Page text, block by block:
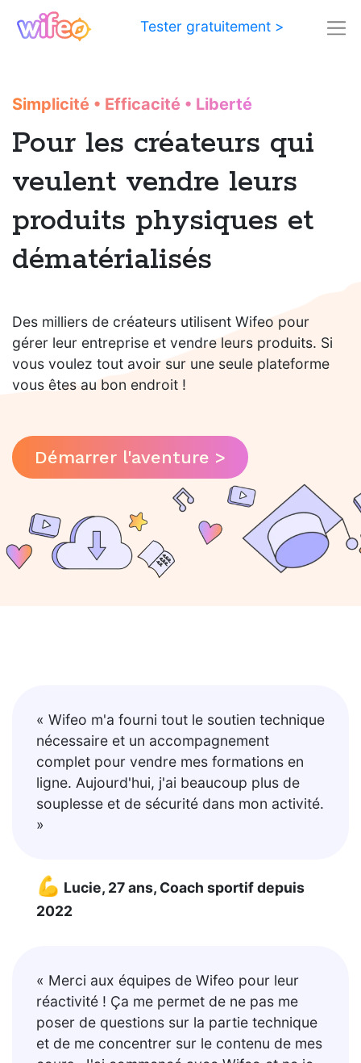
Tester gratuitement >
Simplicité • Efficacité • Liberté
Pour les créateurs qui
veulent vendre leurs
produits physiques et
dématérialisés
Des milliers de créateurs utilisent Wifeo pour
gérer leur entreprise et vendre leurs produits. Si
vous voulez tout avoir sur une seule plateforme
vous êtes au bon endroit !
Démarrer l'aventure >
« Wifeo m'a fourni tout le soutien technique
nécessaire et un accompagnement
complet pour vendre mes formations en
ligne. Aujourd'hui, j'ai beaucoup plus de
souplesse et de sécurité dans mon activité.
»
💪 Lucie, 27 ans, Coach sportif depuis
2022
« Merci aux équipes de Wifeo pour leur
réactivité ! Ça me permet de ne pas me
poser de questions sur la partie technique
et de me concentrer sur le contenu de mes